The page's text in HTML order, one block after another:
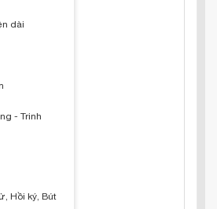
dài
- Trinh
Hồi ký, Bút